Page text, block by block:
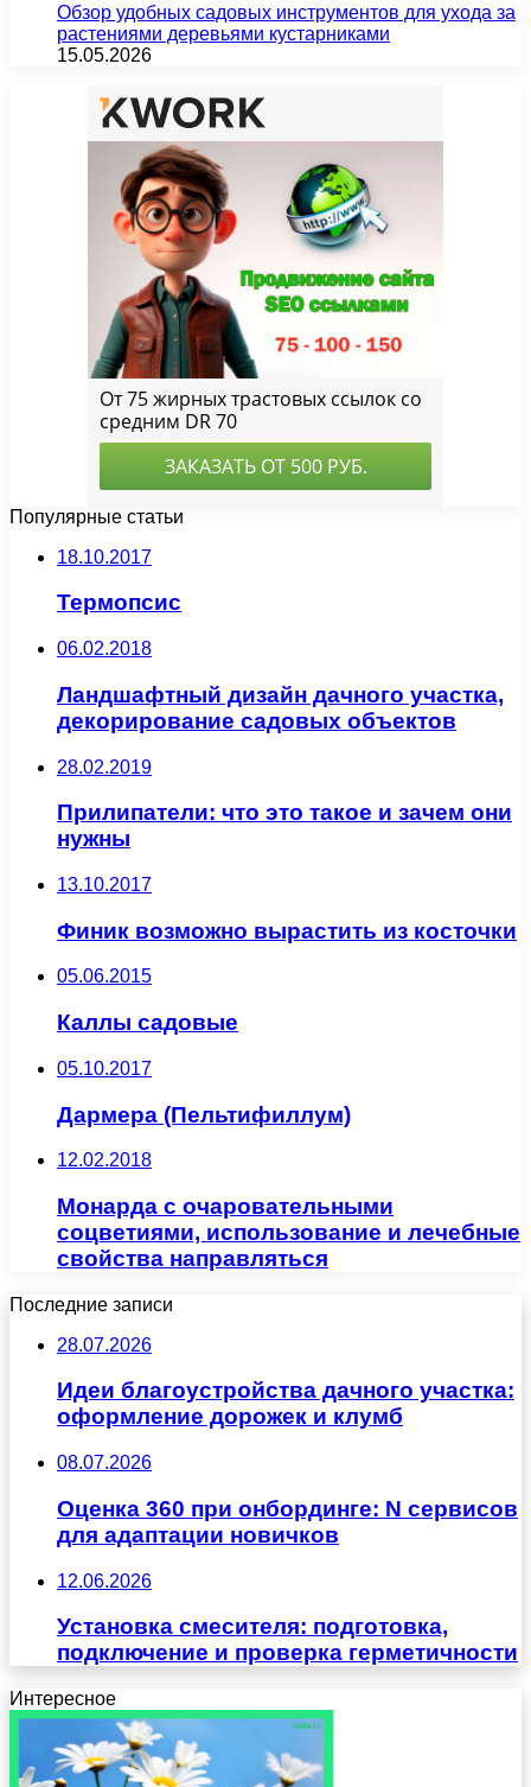
Обзор удобных садовых инструментов для ухода за
растениями деревьями кустарниками
15.05.2026
Популярные статьи
18.10.2017
Термопсис
06.02.2018
Ландшафтный дизайн дачного участка,
декорирование садовых объектов
28.02.2019
Прилипатели: что это такое и зачем они
нужны
13.10.2017
Финик возможно вырастить из косточки
05.06.2015
Каллы садовые
05.10.2017
Дармера (Пельтифиллум)
12.02.2018
Монарда с очаровательными
соцветиями, использование и лечебные
свойства направляться
Последние записи
28.07.2026
Идеи благоустройства дачного участка:
оформление дорожек и клумб
08.07.2026
Оценка 360 при онбординге: N сервисов
для адаптации новичков
12.06.2026
Установка смесителя: подготовка,
подключение и проверка герметичности
Интересное